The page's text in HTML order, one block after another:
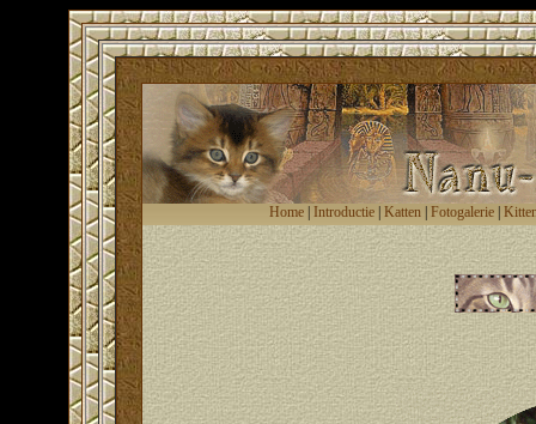
Home| Introductie| Katten| Fotogalerie|